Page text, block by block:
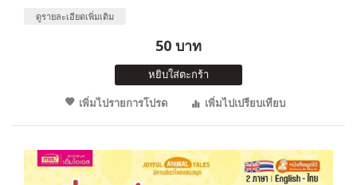
ดูรายละเอียดเพิ่มเติม
50 บาท
หยิบใส่ตะกร้า
เพิ่มไปรายการโปรด
เพิ่มไปเปรียบเทียบ